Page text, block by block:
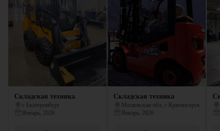
Складская техника
г Екатеринбург
Январь, 2026
Складская техника
Московская обл, г Красногорск
Январь, 2026